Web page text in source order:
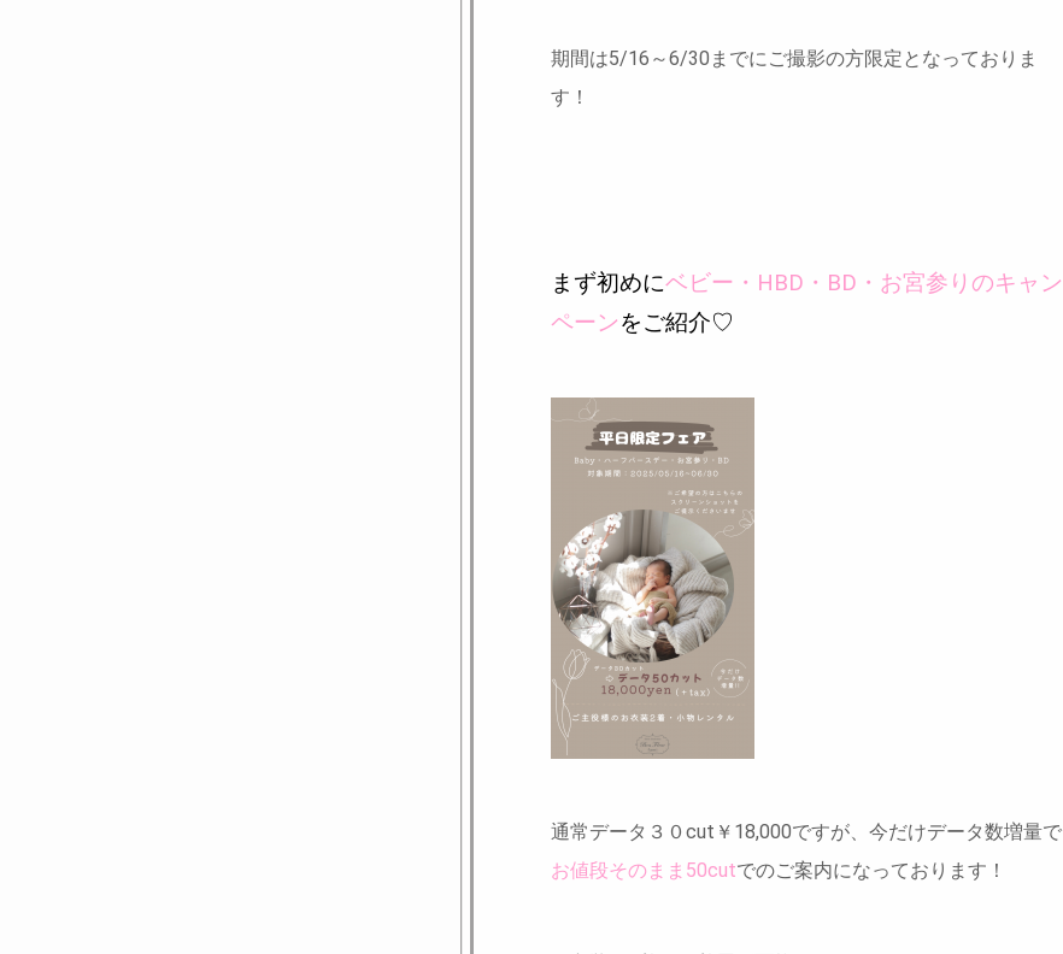
期間は5/16～6/30までにご撮影の方限定 となっておりま
す！
まず初めにベビー・HBD・BD・お宮参りのキャン
ペーンをご紹介♡
通常データ３０cut￥18,000ですが、今だけデータ数増量で
お値段そのまま50cutでのご案内になっております！